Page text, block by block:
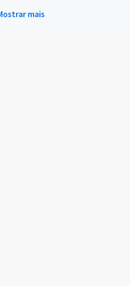
mais